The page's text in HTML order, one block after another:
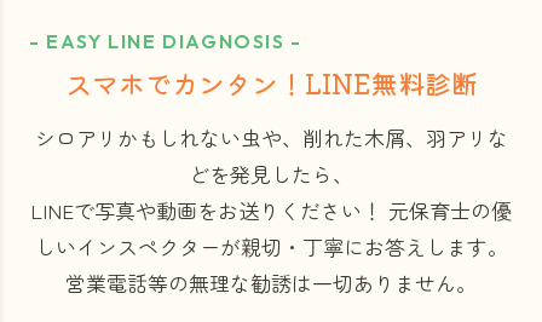
- EASY LINE DIAGNOSIS -
スマホでカンタン！LINE無料診断
シロアリかもしれない虫や、削れた木屑、羽アリな
どを発見したら、
LINEで写真や動画をお送りください！ 元保育士の優
しいインスペクターが親切・丁寧にお答えします。
営業電話等の無理な勧誘は一切ありません。